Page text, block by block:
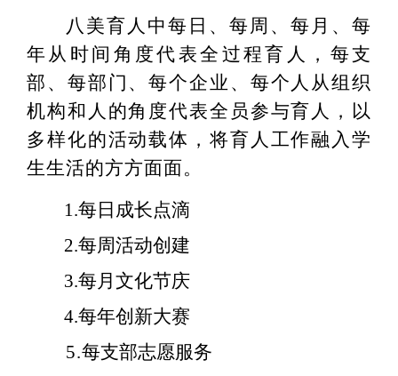
八美育人中每日、每周、每月、每
年从时间角度代表全过程育人，每支
部、每部门、每个企业、每个人从组织
机构和人的角度代表全员参与育人，以
多样化的活动载体，将育人工作融入学
生生活的方方面面。
1.每日成长点滴
2.每周活动创建
3.每月文化节庆
4.每年创新大赛
5.每支部志愿服务